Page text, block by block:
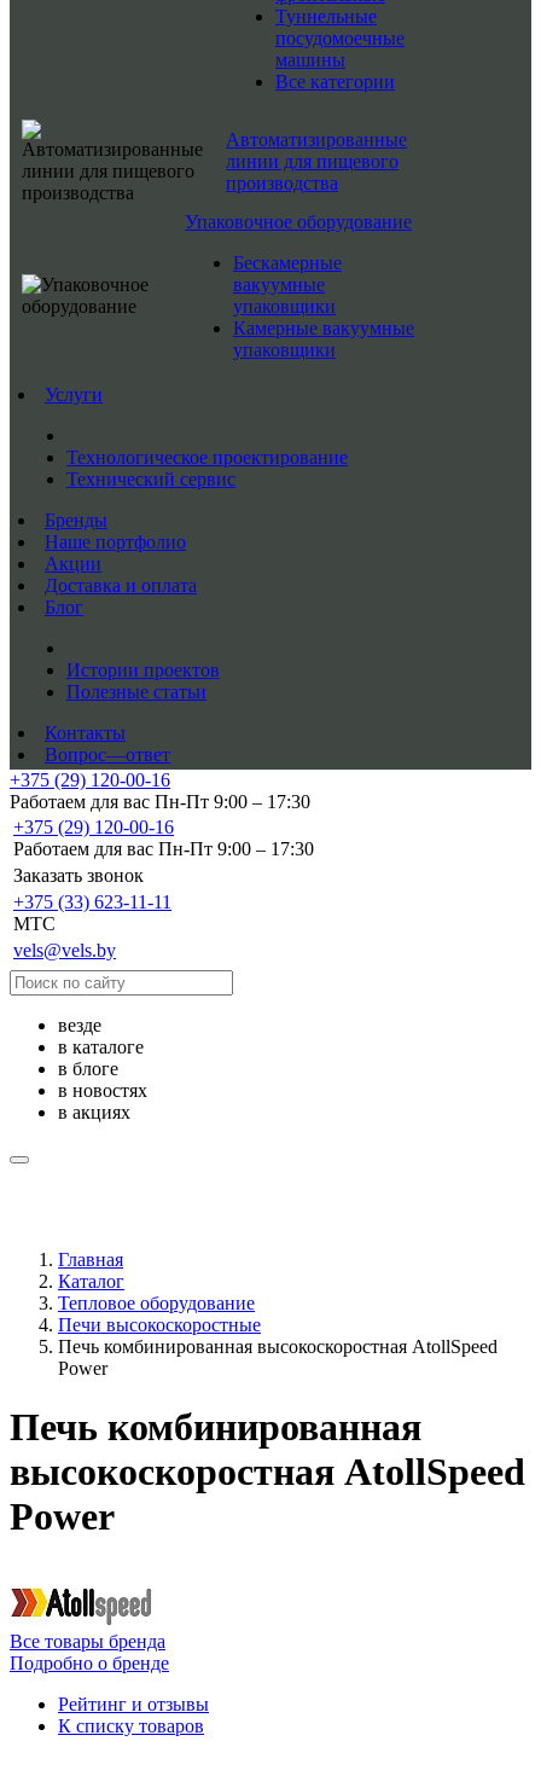
Туннельные
посудомоечные
машины
Все категории
Автоматизированные
линии для пищевого
производства
Упаковочное оборудование
Бескамерные
вакуумные
упаковщики
Камерные вакуумные
упаковщики
Услуги
Технологическое проектирование
Технический сервис
Бренды
Наше портфолио
Акции
Доставка и оплата
Блог
Истории проектов
Полезные статьи
Контакты
Вопрос—ответ
+375 (29) 120-00-16
Работаем для вас Пн-Пт 9:00 – 17:30
+375 (29) 120-00-16
Работаем для вас Пн-Пт 9:00 – 17:30
Заказать звонок
+375 (33) 623-11-11
MTC
vels@vels.by
везде
в каталоге
в блоге
в новостях
в акциях
Главная
Каталог
Тепловое оборудование
Печи высокоскоростные
Печь комбинированная высокоскоростная AtollSpeed
Power
Печь комбинированная
высокоскоростная AtollSpeed
Power
Все товары бренда
Подробно о бренде
Рейтинг и отзывы
К списку товаров